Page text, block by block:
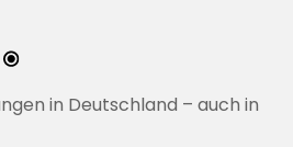
in Deutschland – auch in